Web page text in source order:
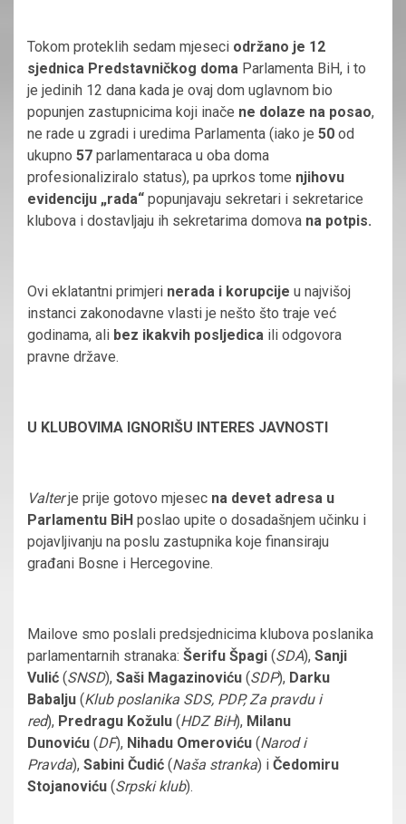
Tokom proteklih sedam mjeseci održano je 12
sjednica Predstavničkog doma Parlamenta BiH, i to
je jedinih 12 dana kada je ovaj dom uglavnom bio
popunjen zastupnicima koji inače ne dolaze na posao,
ne rade u zgradi i uredima Parlamenta (iako je 50 od
ukupno 57 parlamentaraca u oba doma
profesionaliziralo status), pa uprkos tome njihovu
evidenciju „rada“ popunjavaju sekretari i sekretarice
klubova i dostavljaju ih sekretarima domova na potpis.
Ovi eklatantni primjeri nerada i korupcije u najvišoj
instanci zakonodavne vlasti je nešto što traje već
godinama, ali bez ikakvih posljedica ili odgovora
pravne države.
U KLUBOVIMA IGNORIŠU INTERES JAVNOSTI
Valterje prije gotovo mjesec na devet adresa u
Parlamentu BiH poslao upite o dosadašnjem učinku i
pojavljivanju na poslu zastupnika koje finansiraju
građani Bosne i Hercegovine.
Mailove smo poslali predsjednicima klubova poslanika
parlamentarnih stranaka: Šerifu Špagi (SDA), Sanji
Vulić (SNSD), Saši Magazinoviću (SDP), Darku
Babalju (Klub poslanika SDS, PDP, Za pravdu i
red), Predragu Kožulu (HDZ BiH), Milanu
Dunoviću (DF), Nihadu Omeroviću (Narod i
Pravda), Sabini Čudić (Naša stranka) i Čedomiru
Stojanoviću (Srpski klub).